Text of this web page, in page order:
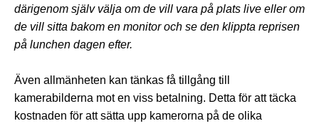
därigenom själv välja om de vill vara på plats live eller om
de vill sitta bakom en monitor och se den klippta reprisen
på lunchen dagen efter.
Även allmänheten kan tänkas få tillgång till
kamerabilderna mot en viss betalning. Detta för att täcka
kostnaden för att sätta upp kamerorna på de olika